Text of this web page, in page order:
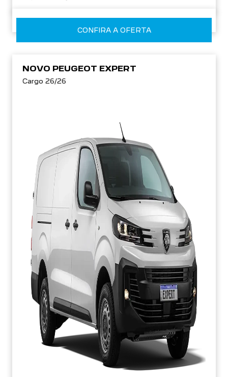
CONFIRA A OFERTA
NOVO PEUGEOT EXPERT
Cargo 26/26